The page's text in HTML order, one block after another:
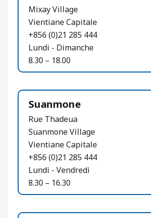
Mixay Village
Vientiane Capitale
+856 (0)21 285 444
Lundi - Dimanche
8.30 – 18.00
Suanmone
Rue Thadeua
Suanmone Village
Vientiane Capitale
+856 (0)21 285 444
Lundi - Vendredi
8.30 – 16.30